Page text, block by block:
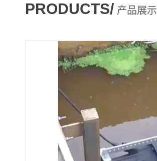
PRODUCTS/ 产品展示